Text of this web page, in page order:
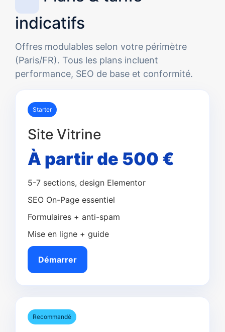
indicatifs
Offres modulables selon votre périmètre
(Paris/FR). Tous les plans incluent
performance, SEO de base et conformité.
Starter
Site Vitrine
À partir de 500 €
5-7 sections, design Elementor
SEO On-Page essentiel
Formulaires + anti-spam
Mise en ligne + guide
Démarrer
Recommandé